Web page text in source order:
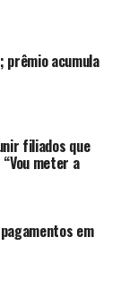
ele correntes de
feitos contra os
o fato
no interior
os militares
pistola e 180
de prisão e foi
para registro da
prêmio acumula
filiados que
meter a
em